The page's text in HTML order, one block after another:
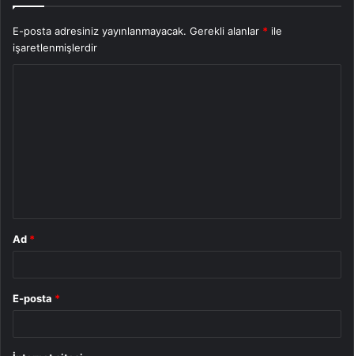
E-posta adresiniz yayınlanmayacak. Gerekli alanlar * ile
işaretlenmişlerdir
Ad *
E-posta *